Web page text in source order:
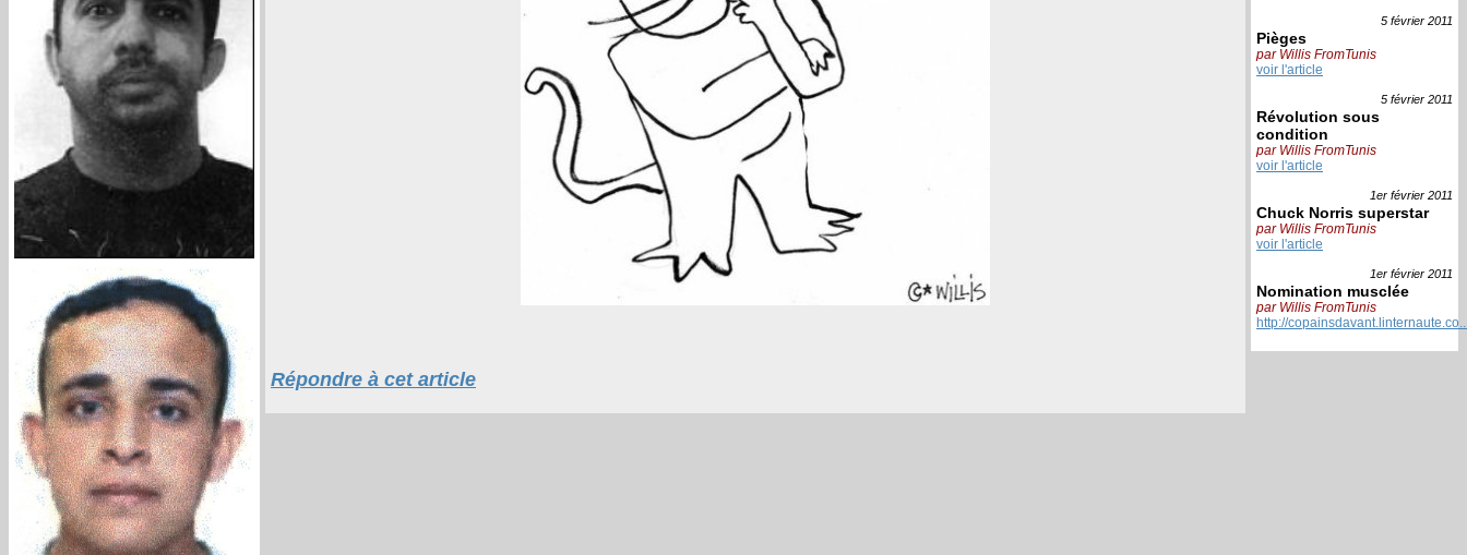
5 février 2011
Pièges
par Willis FromTunis
voir l'article
5 février 2011
Révolution sous
condition
par Willis FromTunis
voir l'article
1er février 2011
Chuck Norris superstar
par Willis FromTunis
voir l'article
1er février 2011
Nomination musclée
par Willis FromTunis
http://
Répondre à cet article